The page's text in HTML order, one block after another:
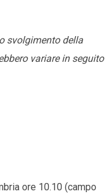
svolgimento della
variare in seguito
ore 10.10 (campo